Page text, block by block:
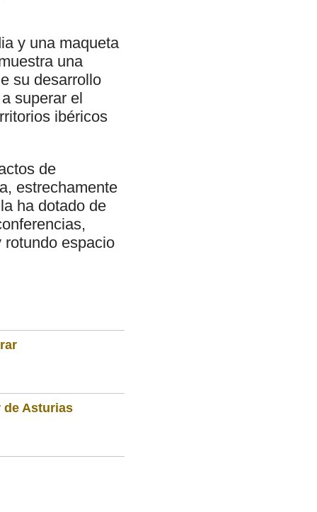
y una maqueta
una
su desarrollo
superar el
ibéricos
de
estrechamente
ha dotado de
rotundo espacio
de Asturias